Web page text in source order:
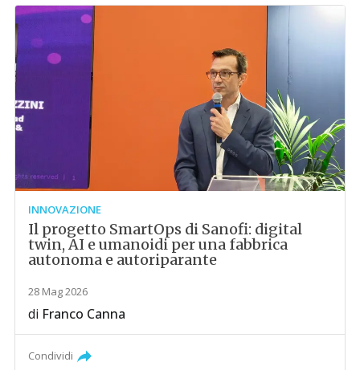
INNOVAZIONE
Il progetto SmartOps di Sanofi: digital
twin, AI e umanoidi per una fabbrica
autonoma e autoriparante
28 Mag 2026
di Franco Canna
Condividi